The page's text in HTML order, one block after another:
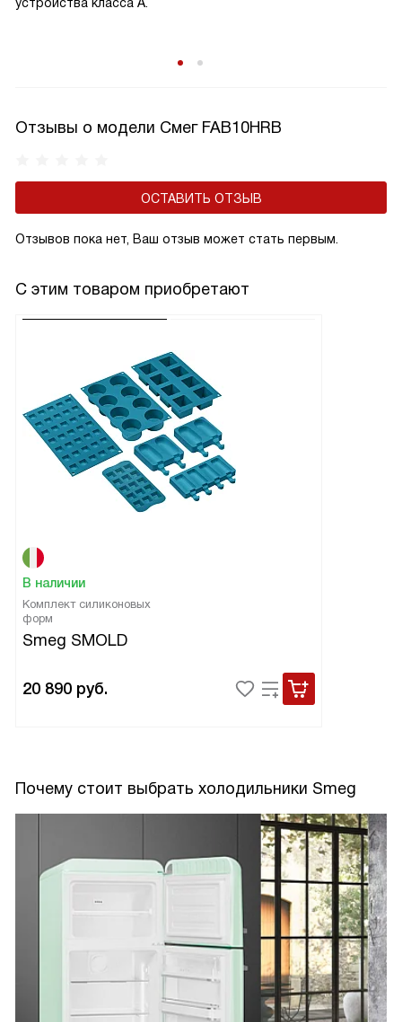
Отзывы о модели Смег FAB10HRB
ОСТАВИТЬ ОТЗЫВ
Отзывов пока нет, Ваш отзыв может стать первым.
С этим товаром приобретают
В наличии
Комплект силиконовых
форм
Smeg SMOLD
20 890 руб.
Почему стоит выбрать холодильники Smeg